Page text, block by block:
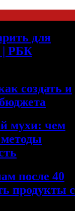
для
| РБК
создать и
мухи: чем
методы
после 40
продукты с